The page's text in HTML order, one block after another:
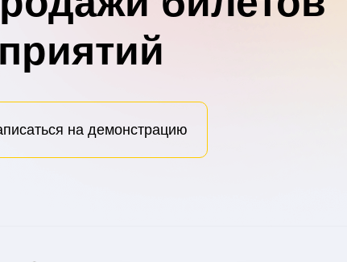
на демонстрацию